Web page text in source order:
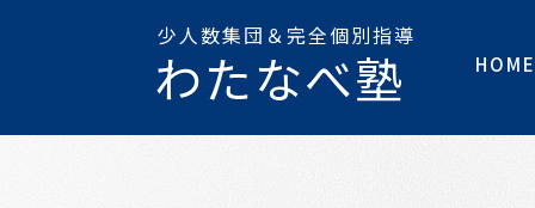
少人数集団＆完全個別指導
わたなべ塾 HOME